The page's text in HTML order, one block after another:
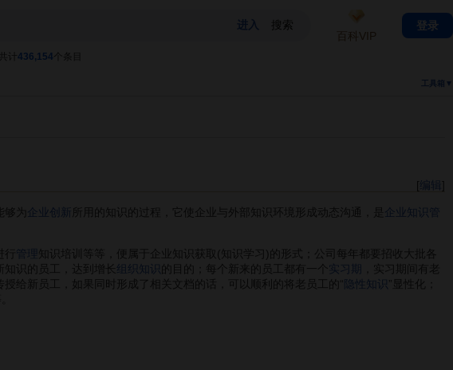
计 436,154 个条目
工具箱▼
[编辑
为 企业创新 所用的知识的过程，它使企业与外部知识环境形成动态沟通，是 企业知识管
管理
知识培训等等，便属于企业知识获取(知识学习)的形式；公司每年都要招收大批各
识的员工，达到增长 组织知识 的目的；每个新来的员工都有一个 实习期
，实习期间有老
给新员工，如果同时形成了相关文档的话，可以顺利的将老员工的“ 隐性知识
”显性化；
百科VIP
登录